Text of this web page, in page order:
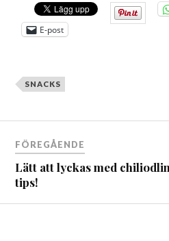
E-post
SNACKS
Inläggsnavigering
FÖREGÅENDE
Lätt att lyckas med
tips!